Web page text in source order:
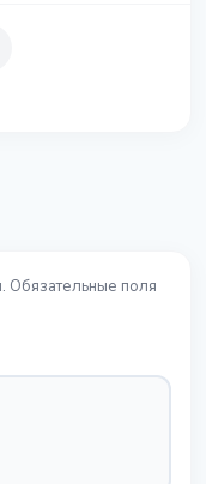
Обязательные поля